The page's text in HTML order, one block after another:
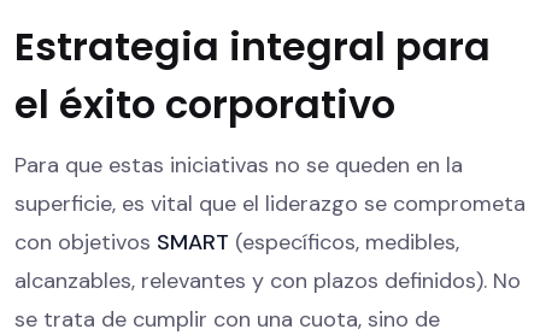
Estrategia integral para
el éxito corporativo
Para que estas iniciativas no se queden en la
superficie, es vital que el liderazgo se comprometa
con objetivos SMART (específicos, medibles,
alcanzables, relevantes y con plazos definidos). No
se trata de cumplir con una cuota, sino de